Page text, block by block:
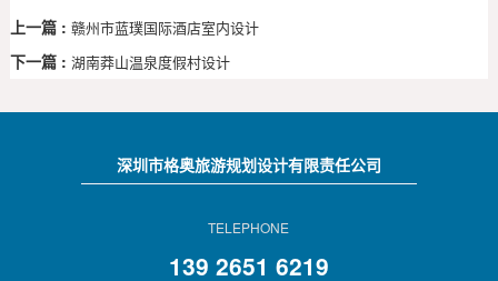
上一篇 : 赣州市蓝璞国际酒店室内设计
下一篇 : 湖南莽山温泉度假村设计
深圳市格奥旅游规划设计有限责任公司
TELEPHONE
139 2651 6219